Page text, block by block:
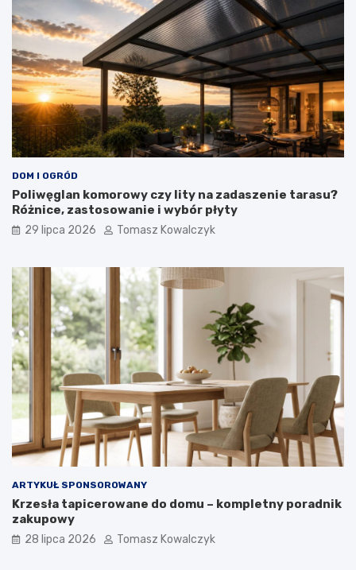
DOM I OGRÓD
Poliwęglan komorowy czy lity na zadaszenie tarasu?
Różnice, zastosowanie i wybór płyty
29 lipca 2026 Tomasz Kowalczyk
ARTYKUŁ SPONSOROWANY
Krzesła tapicerowane do domu – kompletny poradnik
zakupowy
28 lipca 2026 Tomasz Kowalczyk